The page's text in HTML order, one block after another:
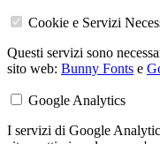
Cookie e Servizi
Questi servizi sono
sito web: Bunny Fonts e
Google Analytics
I servizi di Google